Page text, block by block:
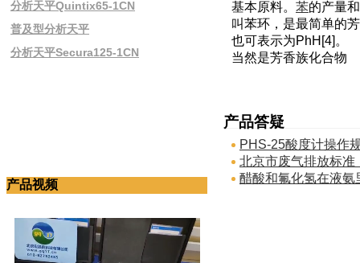
分析天平Quintix65-1CN
普及型分析天平
分析天平Secura125-1CN
产品视频
基本原料。 苯的产量
叫苯环，是最简单的
也可表示为PhH[4]。
当然是芳香族化合物
产品答疑
PHS-25酸度计操作
北京市废气排放标准
醋酸和氟化氢在液氨